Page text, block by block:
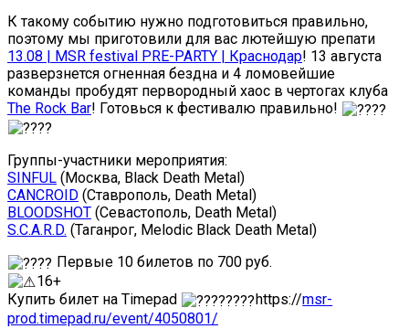
К такому событию нужно подготовиться правильно,
поэтому мы приготовили для вас лютейшую препати
13.08 | MSR festival PRE-PARTY | Краснодар! 13 августа
разверзнется огненная бездна и 4 ломовейшие
команды пробудят первородный хаос в чертогах клуба
The Rock Bar! Готовься к фестивалю правильно!
Группы-участники мероприятия:
SINFUL (Москва, Black Death Metal)
CANCROID (Ставрополь, Death Metal)
BLOODSHOT (Севастополь, Death Metal)
S.C.A.R.D. (Таганрог, Melodic Black Death Metal)
Первые 10 билетов по 700 руб.
16+
Купить билет на Timepad
https://msr-
prod.timepad.ru/event/4050801/